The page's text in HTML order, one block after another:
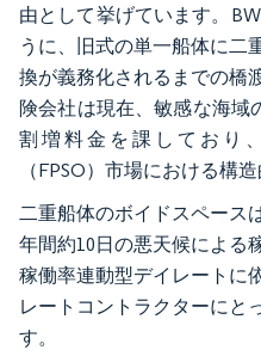
由として挙げています。
うに、旧式の単一船体に二
換が義務化されるまでの橋
険会社は現在、敏感な海域
割増料金を課しており
（FPSO）市場における構
二重船体のボイドスペース
年間約10日の悪天候による
稼働率連動型デイレートに
レートコントラクターにと
す。